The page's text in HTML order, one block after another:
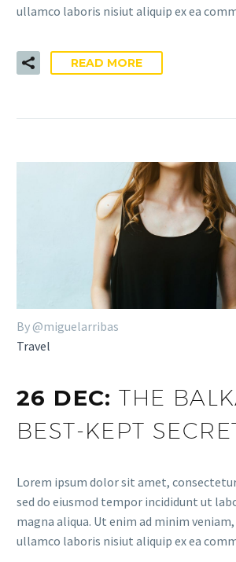
ullamco laboris nisiut aliquip ex ea
READ MORE
By @miguelarribas
Travel
26 DEC:THE
BEST-KEPT
Lorem ipsum dolor sit amet,
sed do eiusmod tempor incididunt ut
magna aliqua. Ut enim ad minim
ullamco laboris nisiut aliquip ex ea